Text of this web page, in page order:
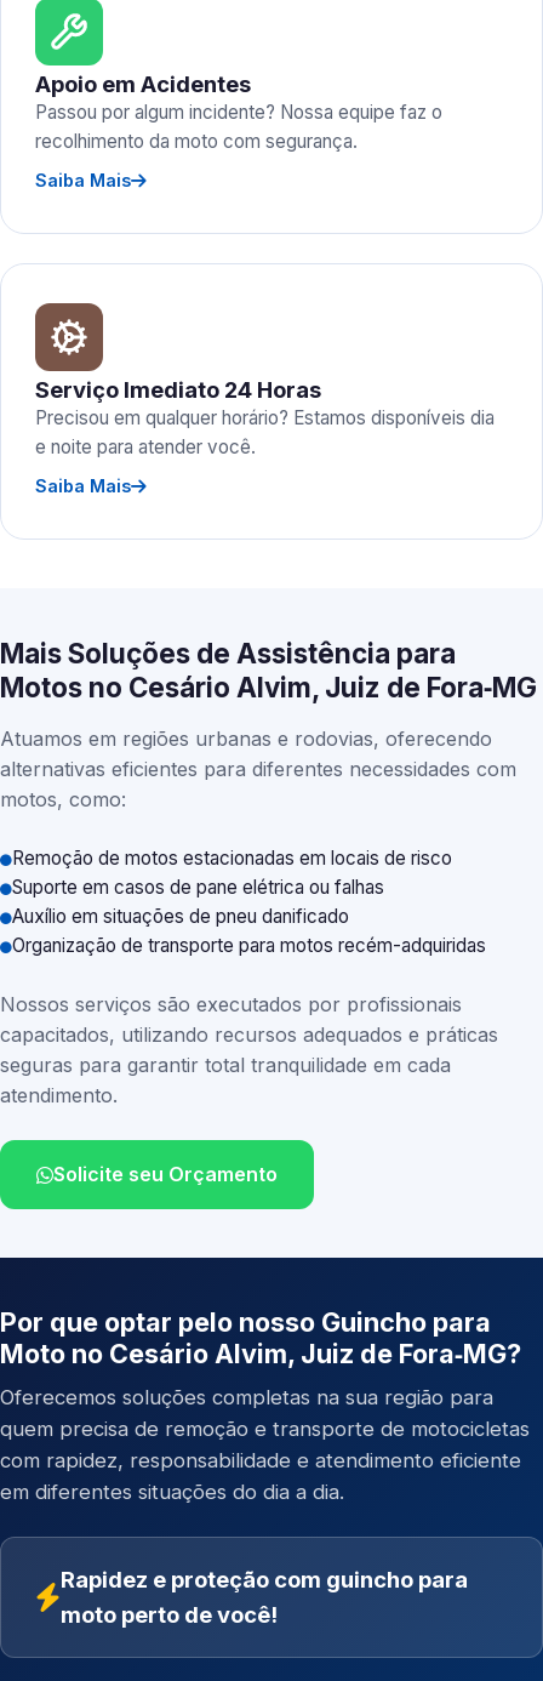
Apoio em Acidentes
Passou por algum incidente? Nossa equipe faz o
recolhimento da moto com segurança.
Saiba Mais
Serviço Imediato 24 Horas
Precisou em qualquer horário? Estamos disponíveis dia
e noite para atender você.
Saiba Mais
Mais Soluções de Assistência para
Motos no Cesário Alvim, Juiz de Fora‑MG
Atuamos em regiões urbanas e rodovias, oferecendo
alternativas eficientes para diferentes necessidades com
motos, como:
Remoção de motos estacionadas em locais de risco
Suporte em casos de pane elétrica ou falhas
Auxílio em situações de pneu danificado
Organização de transporte para motos recém-adquiridas
Nossos serviços são executados por profissionais
capacitados, utilizando recursos adequados e práticas
seguras para garantir total tranquilidade em cada
atendimento.
Solicite seu Orçamento
Por que optar pelo nosso Guincho para
Moto no Cesário Alvim, Juiz de Fora‑MG?
Oferecemos soluções completas na sua região para
quem precisa de remoção e transporte de motocicletas
com rapidez, responsabilidade e atendimento eficiente
em diferentes situações do dia a dia.
Rapidez e proteção com guincho para
moto perto de você!